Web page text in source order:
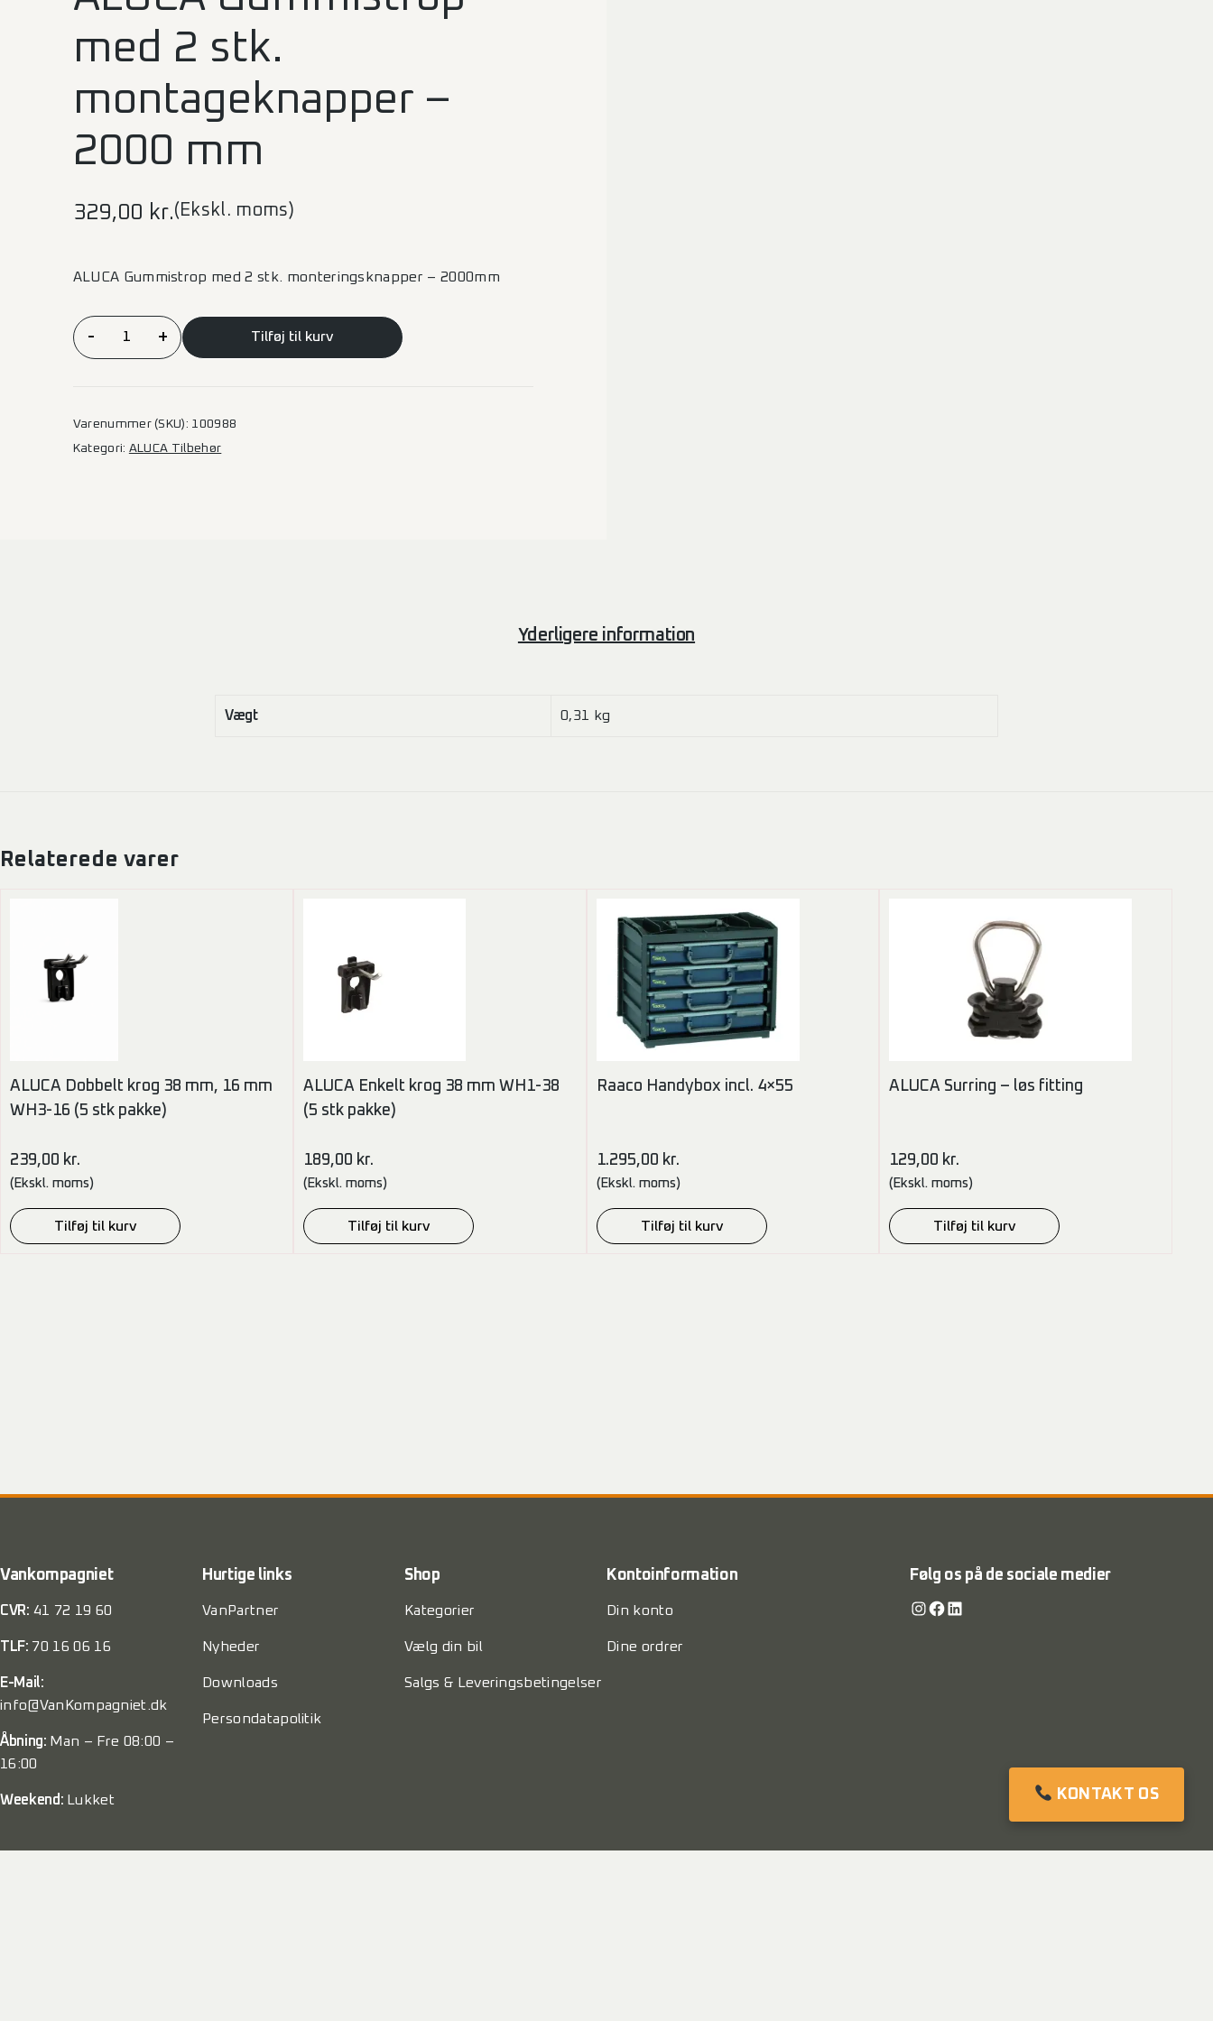
med 2 stk.
montageknapper –
2000 mm
329,00 kr.(Ekskl. moms)
ALUCA Gummistrop med 2 stk. monteringsknapper – 2000mm
ALUCA
Gummistrop
- + Tilføj til kurv
Varenummer (SKU): 100988
Kategori: ALUCA Tilbehør
Yderligere information
Vægt 0,31 kg
Relaterede varer
ALUCA Dobbelt krog 38 mm, 16 mm
WH3-16 (5 stk pakke)
239,00 kr.
(Ekskl. moms)
Tilføj til kurv
ALUCA Enkelt krog 38 mm WH1-38
(5 stk pakke)
189,00 kr.
(Ekskl. moms)
Tilføj til kurv
Raaco Handybox incl. 4×55
1.295,00 kr.
(Ekskl. moms)
Tilføj til kurv
ALUCA Surring – løs fitting
129,00 kr.
(Ekskl. moms)
Tilføj til kurv
Vankompagniet
CVR: 41 72 19 60
TLF: 70 16 06 16
E-Mail:
info@VanKompagniet.dk
Åbning: Man – Fre 08:00 –
16:00
Weekend: Lukket
Hurtige links
VanPartner
Nyheder
Downloads
Persondatapolitik
Shop
Kategorier
Vælg din bil
Salgs & Leveringsbetingelser
Kontoinformation
Din konto
Dine ordrer
Følg os på de sociale medier
Instagram Facebook LinkedIn
KONTAKT OS